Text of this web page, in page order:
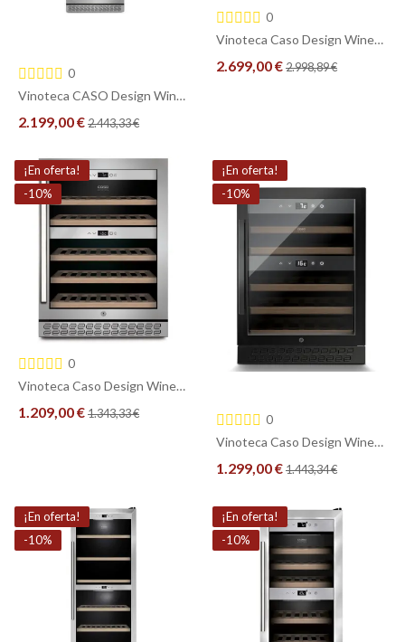
0
Vinoteca CASO Design WineChef Pro 126 – 126 Botellas, 2 Zonas, WiFi Smart Control y Diseño Premium
2.199,00 €2.443,33 €
COMPRAR
0
Vinoteca Caso Design WineChef Pro 180 - 180 Botellas - 2 Zonas Inteligentes
2.699,00 €2.998,89 €
¡En oferta!
-10%
0
Vinoteca Caso Design WineChef Pro 40 - 40 Botellas - 2 Zonas
1.209,00 €1.343,33 €
¡En oferta!
-10%
0
Vinoteca Caso Design WineChef Pro 40 Black – 2 Zonas, 40 Botellas, Gama Alta e Inteligente
1.299,00 €1.443,34 €
COMPRAR
¡En oferta!
-10%
¡En oferta!
-10%